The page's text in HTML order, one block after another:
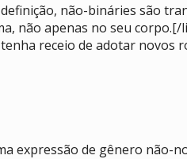
não-bináries são
não apenas no seu corpo.[/
receio de adotar
de gênero não-